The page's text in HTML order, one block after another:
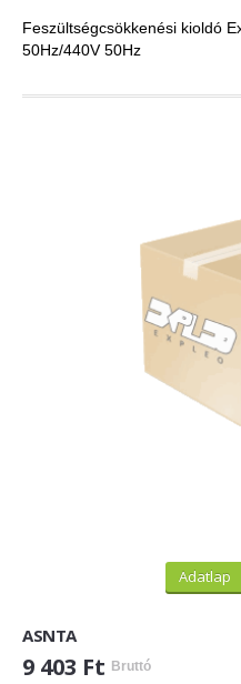
EXPLEO.HU
Feszültségcsökkenési kioldó
50Hz/440V 50Hz
Adatlap
ASNTA
9 403 Ft Bruttó